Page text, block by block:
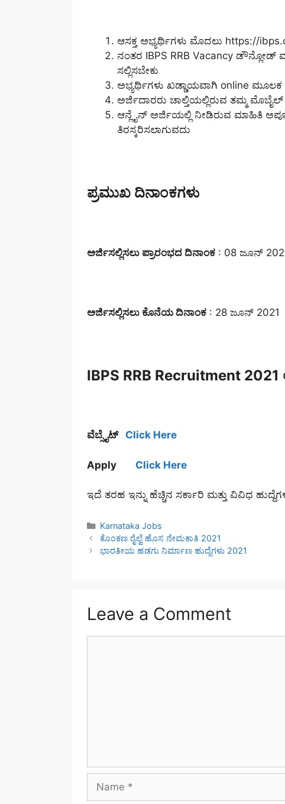
ಆಸಕ್ತ ಅಭ್ಯರ್ಥಿಗಳು ಮೊದಲು https://
ನಂತರ IBPS RRB Vacancy
ಸಲ್ಲಿಸಬೇಕು
ಅಭ್ಯರ್ಥಿಗಳು ಖಡ್ಡಾಯವಾಗಿ online ಮೂಲಕ
ಅರ್ಜಿದಾರರು ಚಾಲ್ತಿಯಲ್ಲಿರುವ ತಮ್ಮ
ಆನ್ಲೈನ್ ಅರ್ಜಿಯಲ್ಲಿ ನೀಡಿರುವ ಮಾಹಿತಿ
ತಿರಸ್ಕರಿಸಲಾಗುವದು
ಪ್ರಮುಖ ದಿನಾಂಕಗಳು
ಅರ್ಜಿಸಲ್ಲಿಸಲು ಪ್ರಾರಂಭದ ದಿನಾಂಕ : 08 ಜೂನ್
ಅರ್ಜಿಸಲ್ಲಿಸಲು ಕೊನೆಯ ದಿನಾಂಕ : 28 ಜೂನ್ 2021
IBPS RRB Recruitment 2021
ವೆಬ್ಸೈಟ್ Click Here
Apply Click Here
ಇದೆ ತರಹ ಇನ್ನು ಹೆಚ್ಚಿನ ಸರ್ಕಾರಿ ಮತ್ತು ವಿವಿಧ
Categories
Karnataka Jobs
ಕೊಂಕಣ ರೈಲ್ವೆ ಹೊಸ ನೇಮಕಾತಿ 2021
ಭಾರತೀಯ ಹಡಗು ನಿರ್ಮಾಣ ಹುದ್ದೆಗಳು 2021
Leave a Comment
Name